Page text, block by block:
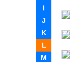
I
J
K
L
M